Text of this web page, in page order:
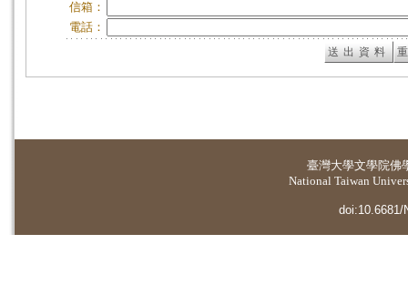
信箱：
電話：
臺灣大學文學院佛
National Taiwan
doi:10.6681/